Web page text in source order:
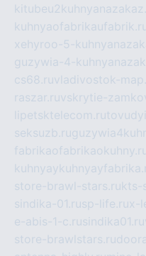
xehyroo-5-
guzywia-4-
cs68.ruvladivostok-
raszar.ruvskrytie-
lipetsktelecom.ru
seksuzb.ru
store-brawl-stars.rukts-
sindika-01.rusp-life.rux-
e-abis-1-c.rusindika01.ru
store-brawlstars.ru